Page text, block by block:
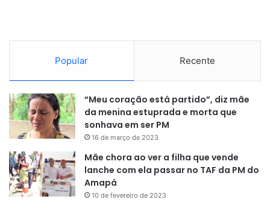
Popular Recente
“Meu coração está partido”, diz mãe
da menina estuprada e morta que
sonhava em ser PM
16 de março de 2023
Mãe chora ao ver a filha que vende
lanche com ela passar no TAF da PM do
Amapá
10 de fevereiro de 2023